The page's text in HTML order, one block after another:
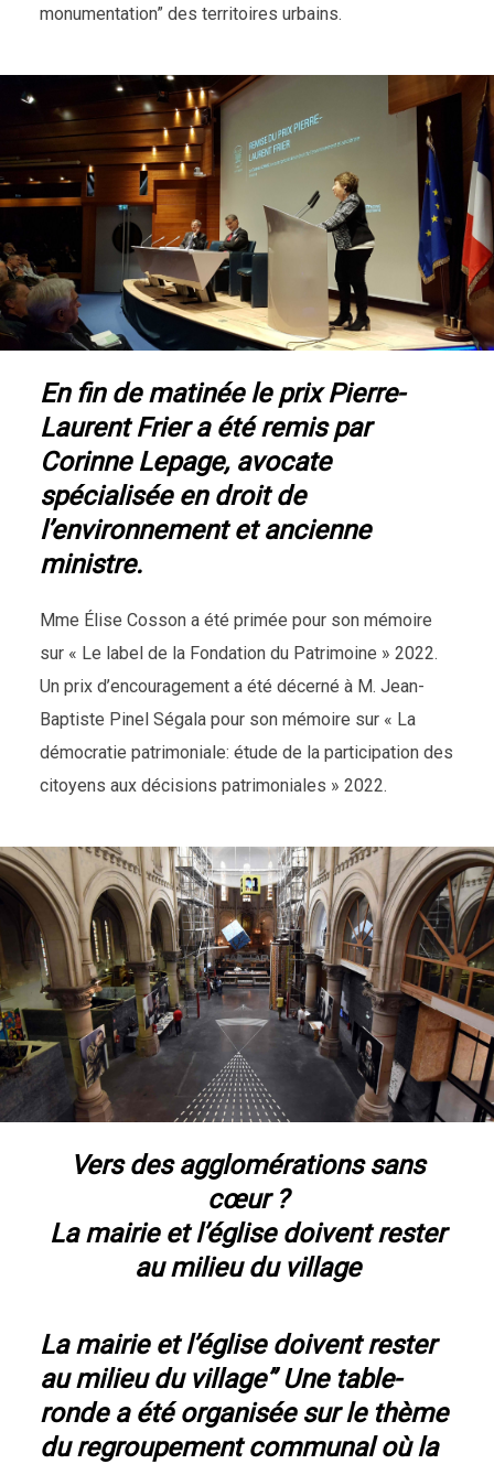
monumentation” des territoires urbains.
En fin de matinée le prix Pierre-
Laurent Frier a été remis par
Corinne Lepage, avocate
spécialisée en droit de
l’environnement et ancienne
ministre.
Mme Élise Cosson a été primée pour son mémoire
sur « Le label de la Fondation du Patrimoine » 2022.
Un prix d’encouragement a été décerné à M. Jean-
Baptiste Pinel Ségala pour son mémoire sur « La
démocratie patrimoniale: étude de la participation des
citoyens aux décisions patrimoniales » 2022.
Vers des agglomérations sans
cœur ?
La mairie et l’église doivent rester
au milieu du village
La mairie et l’église doivent rester
au milieu du village” Une table-
ronde a été organisée sur le thème
du regroupement communal où la